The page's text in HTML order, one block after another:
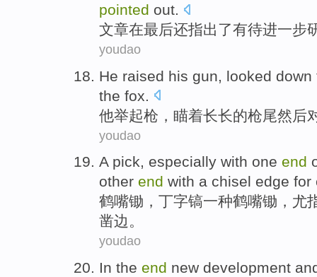
pointed out.
文章在最后还指出了有待进一步
youdao
He raised his gun looked
the fox
他举起枪 ， 瞄着长长的枪尾然后
youdao
A pick, especially with one end
other end with a chisel edge for
鹤嘴锄 ，丁字镐一种鹤嘴锄， 尤
凿边 。
youdao
In the end new development